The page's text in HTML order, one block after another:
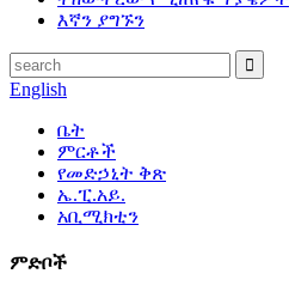
እኛን ያግኙን
English
ቤት
ምርቶች
የመድኃኒት ቅጽ
ኤ.ፒ.አይ.
አቢሚክቲን
ምድቦች